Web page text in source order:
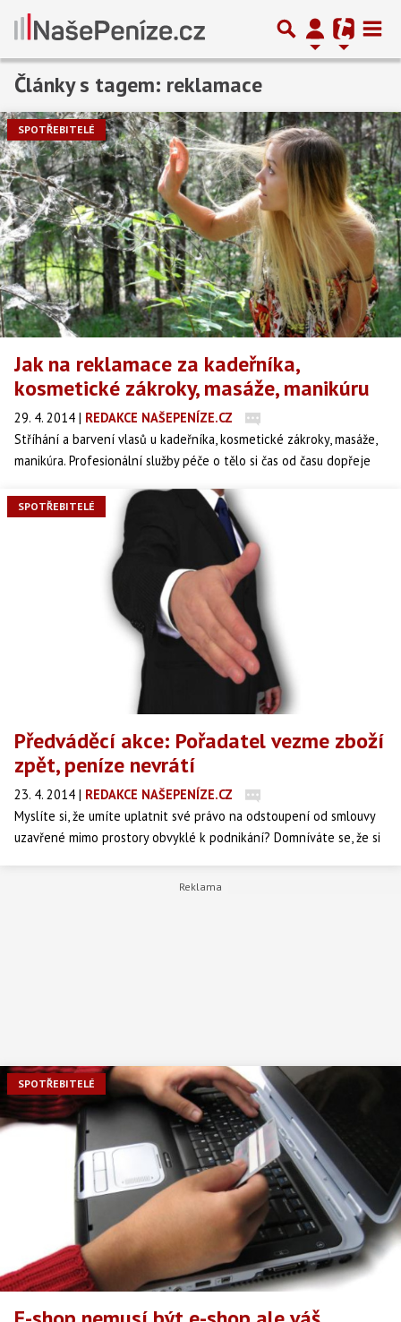
Články s tagem: reklamace
SPOTŘEBITELÉ
Jak na reklamace za kadeřníka,
kosmetické zákroky, masáže, manikúru
29. 4. 2014 | REDAKCE NAŠEPENÍZE.CZ
Stříhání a barvení vlasů u kadeřníka, kosmetické zákroky, masáže,
manikúra. Profesionální služby péče o tělo si čas od času dopřeje
stane, že nejsme s výsledkem spokojení. Jak si pohlídat, abychom
dostali za své peníze skutečně to, co jsme si objednali? Na co
máme ve vztahu s poskytovateli těchto služeb právo a jak
minimalizovat případné zklamaní?
SPOTŘEBITELÉ
Předváděcí akce: Pořadatel vezme zboží
zpět, peníze nevrátí
23. 4. 2014 | REDAKCE NAŠEPENÍZE.CZ
Myslíte si, že umíte uplatnit své právo na odstoupení od smlouvy
uzavřené mimo prostory obvyklé k podnikání? Domníváte se, že si
předváděcí akci, podlehnete a nakoupíte mnohdy předražené
SPOTŘEBITELÉ
Předchozí 1 2 3 4 5 Další